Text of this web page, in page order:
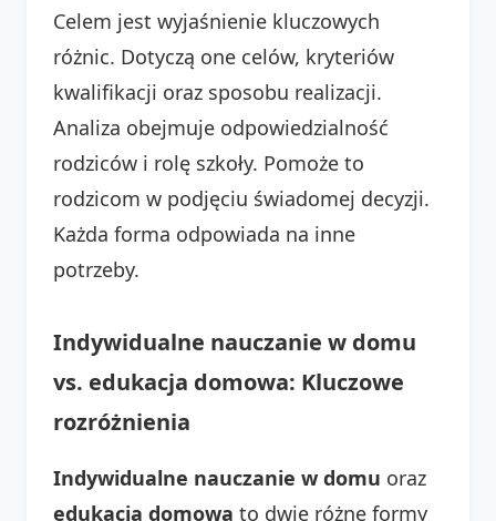
Celem jest wyjaśnienie kluczowych
różnic. Dotyczą one celów, kryteriów
kwalifikacji oraz sposobu realizacji.
Analiza obejmuje odpowiedzialność
rodziców i rolę szkoły. Pomoże to
rodzicom w podjęciu świadomej decyzji.
Każda forma odpowiada na inne
potrzeby.
Indywidualne nauczanie w domu
vs. edukacja domowa: Kluczowe
rozróżnienia
Indywidualne nauczanie w domu oraz
edukacja domowa to dwie różne formy